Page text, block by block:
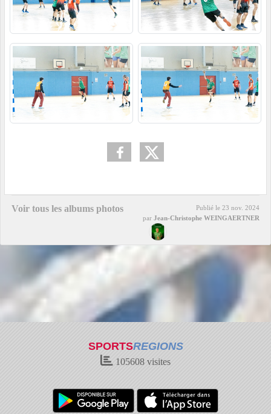
Voir tous les albums photos Publié le 23 nov. 2024
par Jean-Christophe WEINGAERTNER
SPORTSREGIONS
105608 visites